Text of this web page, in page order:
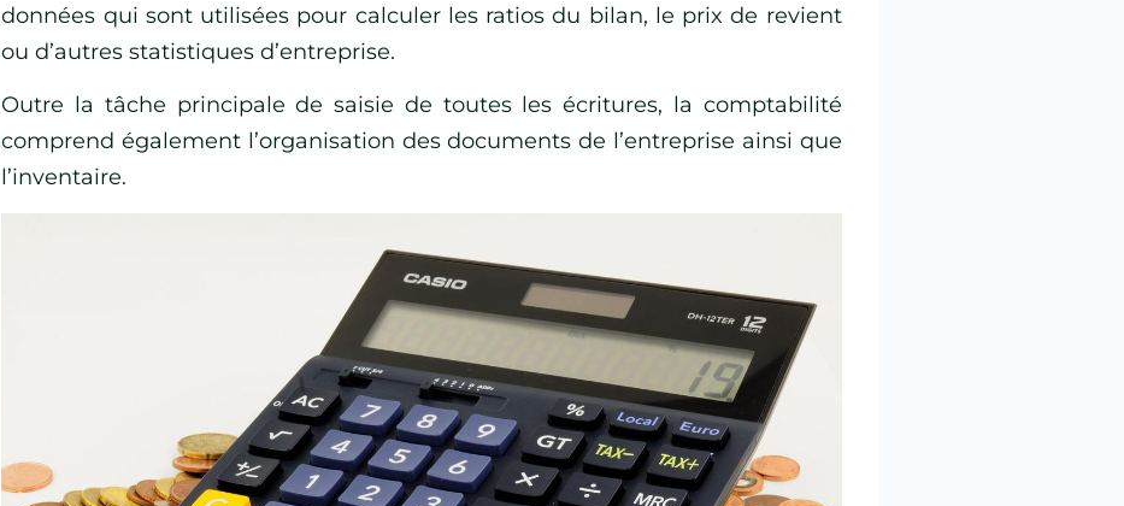
données qui sont utilisées pour calculer les ratios du bilan, le prix de revient
ou d’autres statistiques d’entreprise.
Outre la tâche principale de saisie de toutes les écritures, la comptabilité
comprend également l’organisation des documents de l’entreprise ainsi que
l’inventaire.